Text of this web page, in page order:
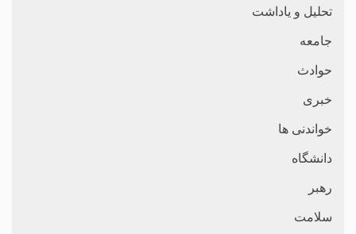
تحلیل و یاداشت
جامعه
حوادث
خبری
خواندنی ها
دانشگاه
رهبر
سلامت